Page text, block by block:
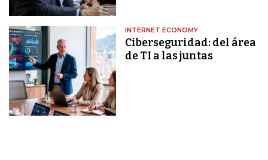
INTERNET ECONOMY
Ciberseguridad: del área
de TI a las juntas